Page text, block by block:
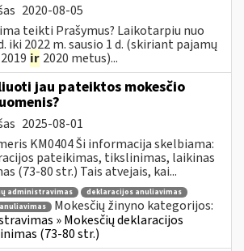
2020-08-05
teikti Prašymus? Laikotarpiu nuo
iki 2022 m. sausio 1 d. (skiriant pajamų
ir 2020 metus)...
jau pateiktos mokesčio
2025-08-01
KM0404 Ši informacija skelbiama:
pateikimas, tikslinimas, laikinas
(73-80 str.) Tais atvejais, kai...
administravimas
deklaracijos anuliavimas
Mokesčių žinyno kategorijos:
» Mokesčių deklaracijos
(73-80 str.)